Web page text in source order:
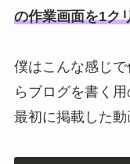
の作業画面を1ク
僕はこんな感じ
らブログを書く用
最初に掲載した動